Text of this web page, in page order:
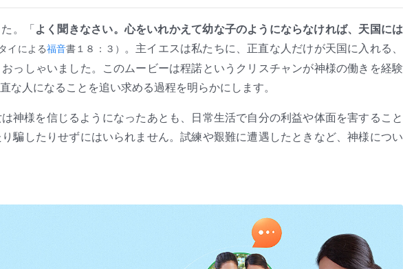
。「よく聞きなさい。心をいれかえて幼な子のようにならなければ、天国には
イによる福音書１８：３）
。主イエスは私たちに、正直な人だけが天国に入れる、
っしゃいました。このムービーは程諾というクリスチャンが神様の働きを経験
な人になることを追い求める過程を明らかにします。
神様を信じるようになったあとも、日常生活で自分の利益や体面を害すること
騙したりせずにはいられません。試練や艱難に遭遇したときなど、神様につい
いての認識を得ます。彼女は嘘をつきがちな自分の傾向と心の中の不正直さを
をするのです。程諾は徐々に正直な人になり、真に神様を愛し、神様に
は、彼女のストーリーとはいったいどのようなものでしょうか。